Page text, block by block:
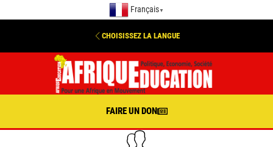
Français ▼
CHOISISSEZ LA LANGUE
FAIRE UN DON